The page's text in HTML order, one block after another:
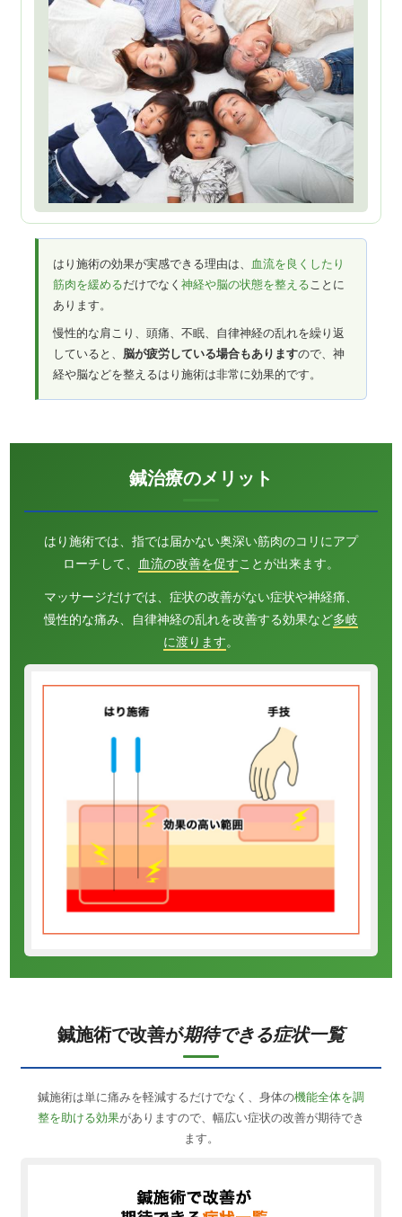
はり施術の効果が実感できる理由は、
血流を良くしたり
筋肉を緩めるだけでなく 神経や脳の状態を整えることに
あります。
慢性的な肩こり、頭痛、不眠、自律神経の乱れを繰り返
していると、 脳が疲労している場合もありますので、神
経や脳などを整えるはり施術は非常に効果的です。
鍼治療のメリット
はり施術では、指では届かない奥深い筋肉のコリにアプ
ローチして、
血流の改善を促すことが出来ます。
マッサージだけでは、症状の改善がない症状や神経痛、
慢性的な痛み、自律神経の乱れを改善する効果など多岐
に渡ります。
鍼施術で改善が期待できる症状一覧
鍼施術は単に痛みを軽減するだけでなく、身体の機能全体を調
整を助ける効果がありますので、幅広い症状の改善が期待でき
ます。